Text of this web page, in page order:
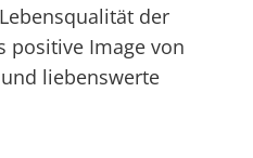
der
positive Image von
liebenswerte